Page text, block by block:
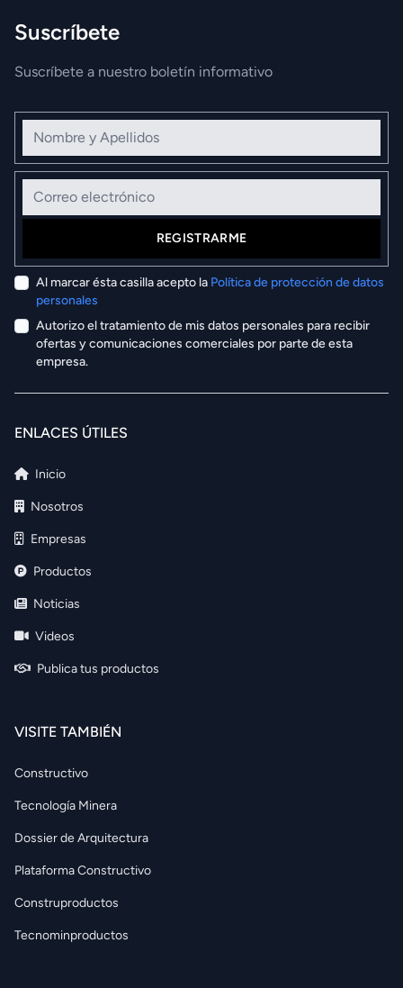
Suscríbete
Suscríbete a nuestro boletín informativo
Nombre y Apellidos
Correo electrónico
REGISTRARME
Al marcar ésta casilla acepto la Política de protección de datos
personales
Autorizo el tratamiento de mis datos personales para recibir
ofertas y comunicaciones comerciales por parte de esta
empresa.
ENLACES ÚTILES
Inicio
Nosotros
Empresas
Productos
Noticias
Videos
Publica tus productos
VISITE TAMBIÉN
Constructivo
Tecnología Minera
Dossier de Arquitectura
Plataforma Constructivo
Construproductos
Tecnominproductos